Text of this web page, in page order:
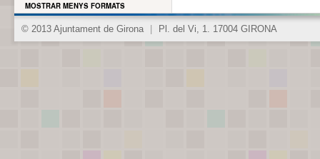
MOSTRAR MENYS FORMATS
© 2013 Ajuntament de Girona Pl. del Vi, 1. 17004 GIRONA